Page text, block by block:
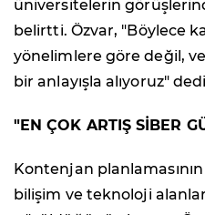
üniversitelerin
belirtti. Özvar, "Böylece
yönelimlere göre değil,
bir anlayışla alıyoruz"
"EN ÇOK ARTIŞ SİBER
Kontenjan
bilişim ve teknoloji